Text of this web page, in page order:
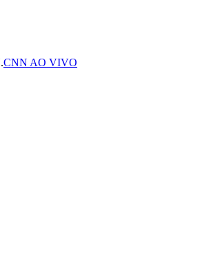
CNN AO VIVO